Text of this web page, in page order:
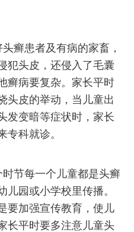
患者及有病的家畜，
犯头皮，还侵入了毛囊
癣病要复杂。家长平时
头皮的举动，当儿童出
发变暗等症状时，家长
专科就诊。
节每一个儿童都是头癣
儿园或小学校里传播。
要加强宣传教育，使儿
长平时要多注意儿童头